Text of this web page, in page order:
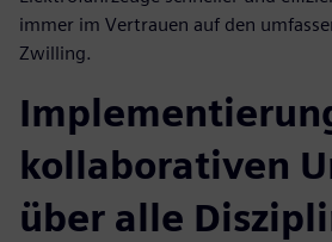
immer im Vertrauen auf den
Zwilling.
kollaborativen
über alle